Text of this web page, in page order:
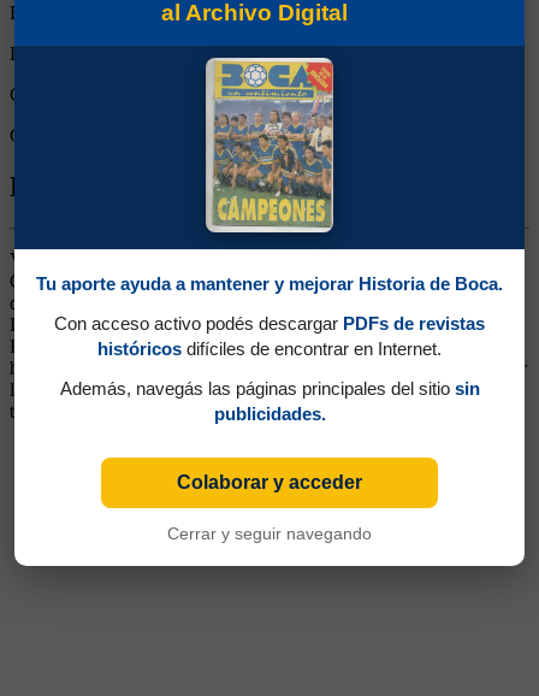
Empates:
Derrotas:
Goles de Boca:
Goles rivales:
Biografía de Blas Armando Giunta
Volante Central. Ganó 4 títulos (Supercopa 1989, Recopa 1990,
Copa Máster 1992 y Apertura 1992). Integró la Selección Argentina
que ganó la Copa América 1991, disputando en total 7 partidos.
Llegó desde el Murcia de España, luego de jugar en San Lorenzo y
Platense. Un mediocampista aguerrido, emparentado con el juego
histórico de Boca, lucha, entrega, garra, fuerza, fue muy querido por
la gente por ese motivo. En 1993 el técnico Habbeger decide no
tenerlo en cuenta y se va al Toluca mexicano. Regresó en 1995.
al Archivo Digital
Tu aporte ayuda a mantener y mejorar Historia de Boca.
Con acceso activo podés descargar PDFs de revistas
históricos difíciles de encontrar en Internet.
Además, navegás las páginas principales del sitio sin
publicidades.
Colaborar y acceder
Cerrar y seguir navegando